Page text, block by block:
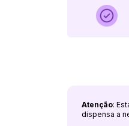
Atenção:
dispensa a